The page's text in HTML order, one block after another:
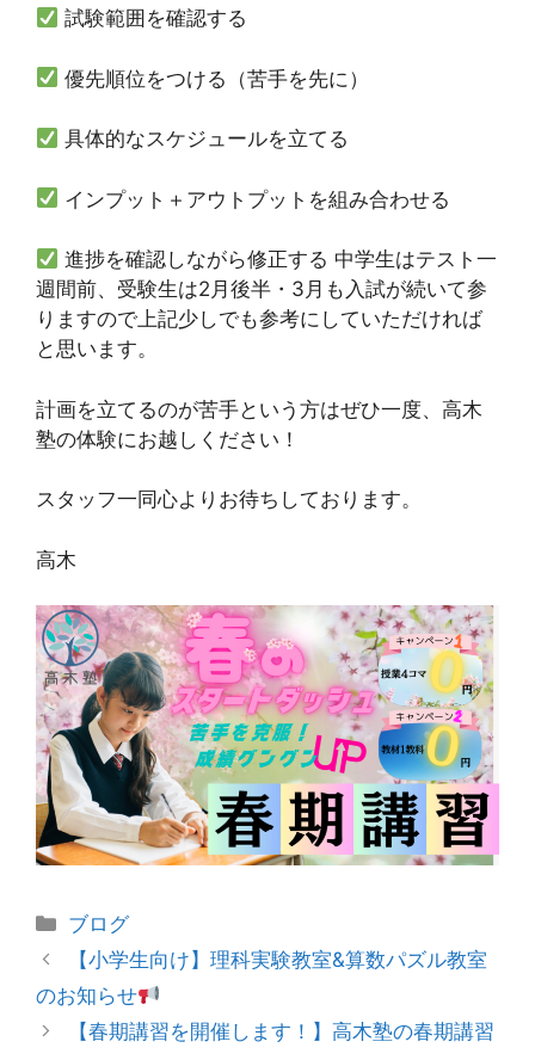
試験範囲を確認する
優先順位をつける（苦手を先に）
具体的なスケジュールを立てる
インプット＋アウトプットを組み合わせる
進捗を確認しながら修正する 中学生はテスト一
週間前、受験生は2月後半・3月も入試が続いて参
りますので上記少しでも参考にしていただければ
と思います。
計画を立てるのが苦手という方はぜひ一度、高木
塾の体験にお越しください！
スタッフ一同心よりお待ちしております。
高木
カ
テ
リ
ー
ブログ
投
稿
【小学生向け】理科実験教室&算数パズル教室
のお知らせ
【春期講習を開催します！】高木塾の春期講習